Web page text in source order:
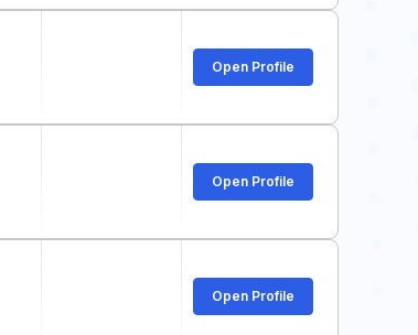
Open Profile
Open Profile
Open Profile